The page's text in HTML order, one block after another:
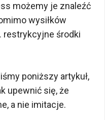
możemy je znaleźć
wysiłków
restrykcyjne środki
poniższy artykuł,
upewnić się, że
a nie imitacje.